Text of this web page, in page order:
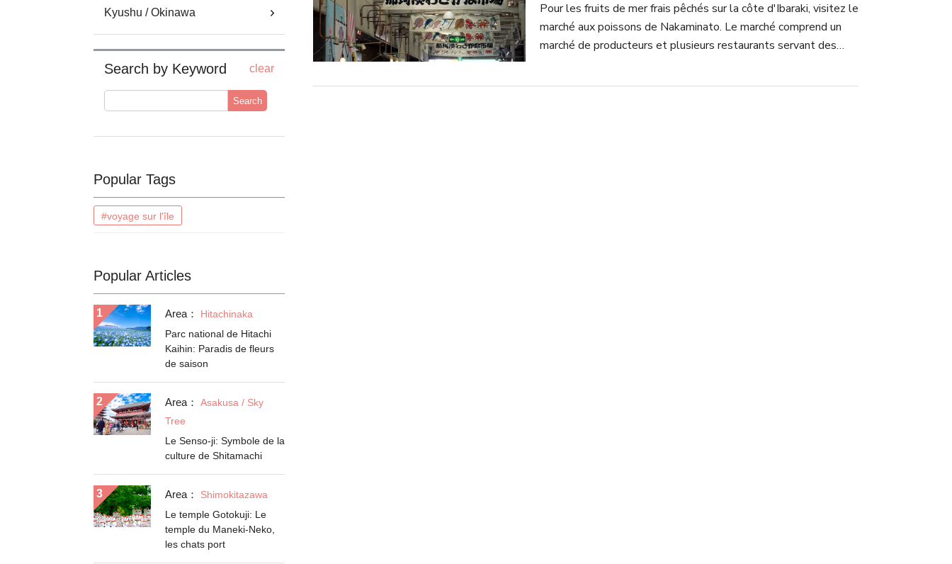
Kyushu / Okinawa
Search by Keyword clear
Search
Popular Tags
#voyage sur l'île
Popular Articles
Area：
Hitachinaka
Parc national de Hitachi
Kaihin: Paradis de fleurs
de saison
Area：
Asakusa / Sky
Tree
Le Senso-ji: Symbole de la
culture de Shitamachi
Area：
Shimokitazawa
Le temple Gotokuji: Le
temple du Maneki-Neko,
les chats port
enfants. Le parc vous montrera une nouvelle façade selon les
différentes saisons et les différents thèmes et vous découvriez
une nouvelle façon de vous amuser chaque fois que vous visitez.
Pour les fruits de mer frais pêchés sur la côte d'Ibaraki, visitez le
marché aux poissons de Nakaminato. Le marché comprend un
marché de producteurs et plusieurs restaurants servant des
passant par les poissons à la ligne, le marché aux poissons de